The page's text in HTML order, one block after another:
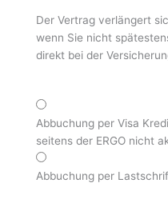
Der Vertrag verlängert
wenn Sie nicht
direkt bei der
Abbuchung per Visa
seitens der ERGO nicht
Abbuchung per